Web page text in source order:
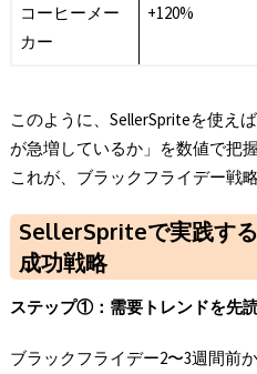
コーヒーメー
カー
+120%
このように、SellerSpriteを使え
が急増しているか」を数値で把握
これが、ブラックフライデー戦
SellerSpriteで実践す
成功戦略
ステップ①：需要トレンドを先
ブラックフライデー2〜3週間前